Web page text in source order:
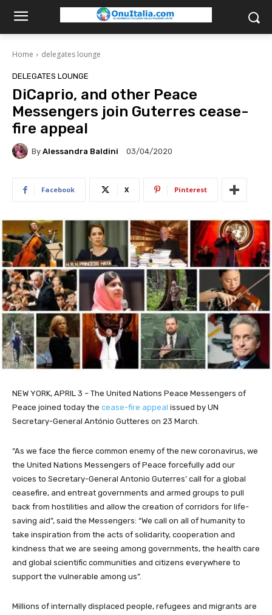
Home delegates lounge
DELEGATES LOUNGE
DiCaprio, and other Peace
Messengers join Guterres cease-
fire appeal
By Alessandra Baldini 03/04/2020
Facebook X Pinterest
NEW YORK, APRIL 3 – The United Nations Peace Messengers of
Peace joined today the cease-fire appeal issued by UN
Secretary-General António Gutteres on 23 March.
“As we face the fierce common enemy of the new coronavirus, we
the United Nations Messengers of Peace forcefully add our
voices to Secretary-General Antonio Guterres’ call for a global
ceasefire, and entreat governments and armed groups to pull
back from hostilities and allow the creation of corridors for life-
saving aid”, said the Messengers: “We call on all of humanity to
take inspiration from the acts of solidarity, cooperation and
kindness that we are seeing among governments, the health care
and global scientific communities and citizens everywhere to
support the vulnerable among us”.
Millions of internally displaced people, refugees and migrants are